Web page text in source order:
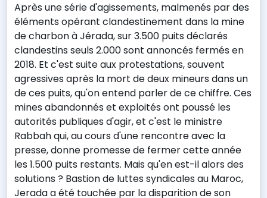
Après une série d'agissements, malmenés par des
éléments opérant clandestinement dans la mine
de charbon à Jérada, sur 3.500 puits déclarés
clandestins seuls 2.000 sont annoncés fermés en
2018. Et c'est suite aux protestations, souvent
agressives après la mort de deux mineurs dans un
de ces puits, qu'on entend parler de ce chiffre. Ces
mines abandonnés et exploités ont poussé les
autorités publiques d'agir, et c'est le ministre
Rabbah qui, au cours d'une rencontre avec la
presse, donne promesse de fermer cette année
les 1.500 puits restants. Mais qu'en est-il alors des
solutions ? Bastion de luttes syndicales au Maroc,
Jerada a été touchée par la disparition de son